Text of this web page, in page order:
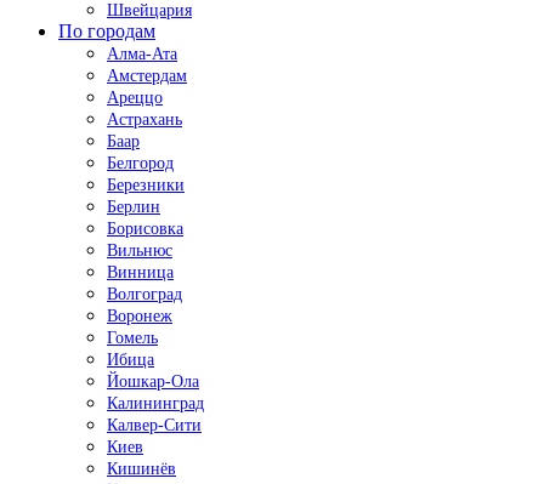
Швейцария
По городам
Алма-Ата
Амстердам
Ареццо
Астрахань
Баар
Белгород
Березники
Берлин
Борисовка
Вильнюс
Винница
Волгоград
Воронеж
Гомель
Ибица
Йошкар-Ола
Калининград
Калвер-Сити
Киев
Кишинёв